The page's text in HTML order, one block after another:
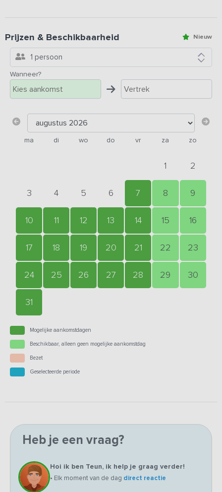
Nieuw
Prijzen & Beschikbaarheid
1 persoon
Wanneer?
ma di wo do vr za zo
1 2
3 4 5 6 7 8 9
10 11 12 13 14 15 16
17 18 19 20 21 22 23
24 25 26 27 28 29 30
31
Mogelijke aankomstdagen
Beschikbaar, alleen geen mogelijke aankomstdag
Bezet
Geselecteerde periode
Heb je een vraag?
Hoi ik ben Teun, ik help je graag verder!
• Elk moment van de dag direct reactie